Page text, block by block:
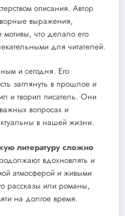
описания. Автор
выражения,
что делало его
для читателей.
и сегодня. Его
заглянуть в прошлое и
и творил писатель. Они
вопросах и
в нашей жизни.
литературу сложно
вдохновлять и
атмосферой и живыми
рассказы или романы,
на долгое время.